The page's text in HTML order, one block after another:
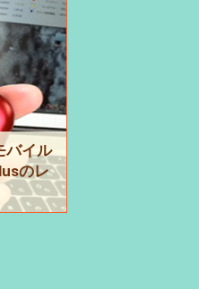
バイル
のレ